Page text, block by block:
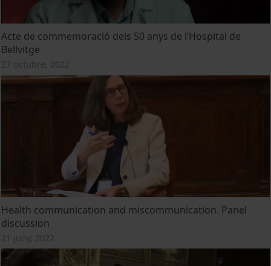
Acte de commemoració dels 50 anys de l’Hospital de
Bellvitge
27 octubre, 2022
Health communication and miscommunication. Panel
discussion
21 juny, 2022